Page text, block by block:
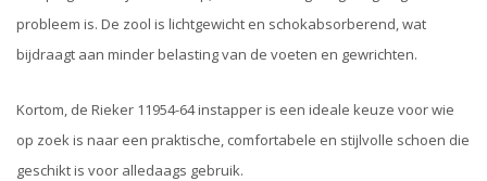
probleem is. De zool is lichtgewicht en schokabsorberend, wat
bijdraagt aan minder belasting van de voeten en gewrichten.
Kortom, de Rieker 11954-64 instapper is een ideale keuze voor wie
op zoek is naar een praktische, comfortabele en stijlvolle schoen die
geschikt is voor alledaags gebruik.